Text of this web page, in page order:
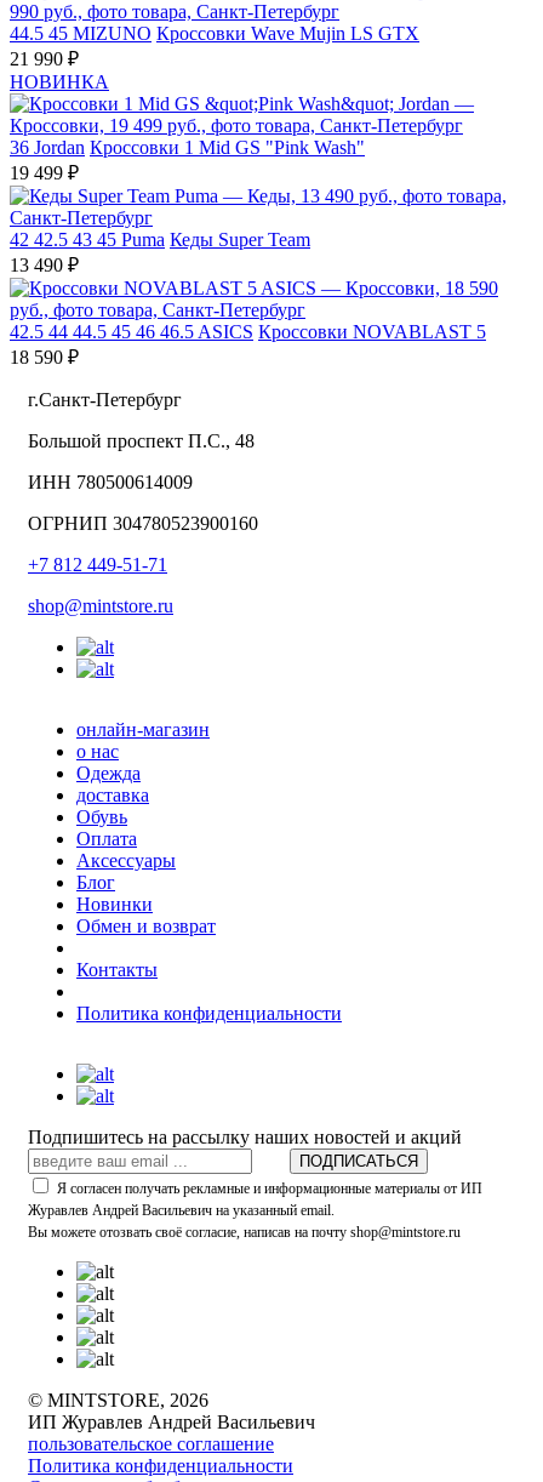
44.5 45 MIZUNO Кроссовки Wave Mujin LS GTX
21 990 ₽
НОВИНКА
36 Jordan Кроссовки 1 Mid GS "Pink Wash"
19 499 ₽
42 42.5 43 45 Puma Кеды Super Team
13 490 ₽
42.5 44 44.5 45 46 46.5 ASICS Кроссовки NOVABLAST 5
18 590 ₽
г.Санкт-Петербург
Большой проспект П.С., 48
ИНН 780500614009
ОГРНИП 304780523900160
+7 812 449-51-71
shop@mintstore.ru
онлайн-магазин
о нас
Одежда
доставка
Обувь
Оплата
Аксессуары
Блог
Новинки
Обмен и возврат
Контакты
Политика конфиденциальности
Подпишитесь на рассылку наших новостей и акций
ПОДПИСАТЬСЯ
Я согласен получать рекламные и информационные материалы от ИП
Журавлев Андрей Васильевич на указанный email.
Вы можете отозвать своё согласие, написав на почту shop@mintstore.ru
© MINTSTORE, 2026
ИП Журавлев Андрей Васильевич
пользовательское соглашение
Политика конфиденциальности